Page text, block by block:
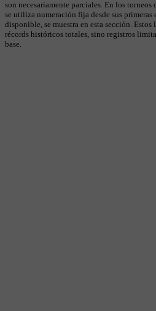
son necesariamente parciales. En los
se utiliza numeración fija desde sus primeras
disponible, se muestra en esta sección. Estos
récords históricos totales, sino registros
base.